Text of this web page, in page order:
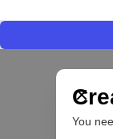
You
IA para
las PYMEs
BFM 👔